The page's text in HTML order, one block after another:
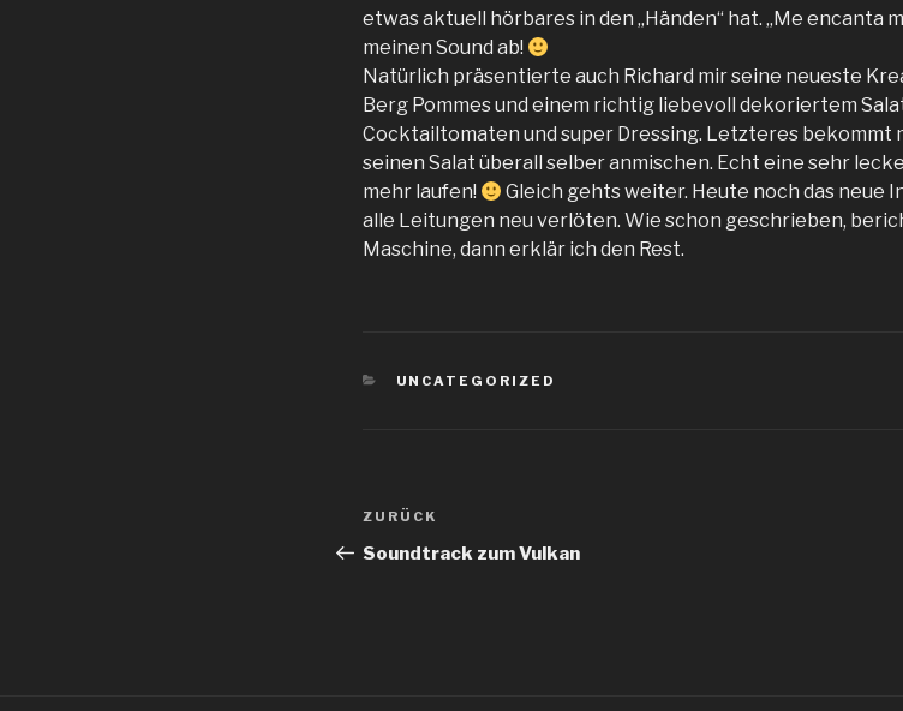
etwas aktuell hörbares in den „Händen“ hat. „Me encanta
meinen Sound ab!
Natürlich präsentierte auch Richard mir seine neueste
Berg Pommes und einem richtig liebevoll dekoriertem
Cocktailtomaten und super Dressing. Letzteres bekommt
seinen Salat überall selber anmischen. Echt eine sehr
mehr laufen!
Gleich gehts weiter. Heute noch das neue
alle Leitungen neu verlöten. Wie schon geschrieben,
Maschine, dann erklär ich den Rest.
KATEGORIEN
UNCATEGORIZED
Beitragsnavigation
Vorheriger
Beitrag
ZURÜCK
Soundtrack zum Vulkan